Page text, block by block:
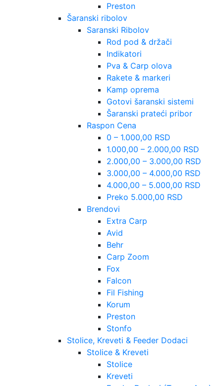
Preston
Šaranski ribolov
Saranski Ribolov
Rod pod & držači
Indikatori
Pva & Carp olova
Rakete & markeri
Kamp oprema
Gotovi šaranski sistemi
Šaranski prateći pribor
Raspon Cena
0 – 1.000,00 RSD
1.000,00 – 2.000,00 RSD
2.000,00 – 3.000,00 RSD
3.000,00 – 4.000,00 RSD
4.000,00 – 5.000,00 RSD
Preko 5.000,00 RSD
Brendovi
Extra Carp
Avid
Behr
Carp Zoom
Fox
Falcon
Fil Fishing
Korum
Preston
Stonfo
Stolice, Kreveti & Feeder Dodaci
Stolice & Kreveti
Stolice
Kreveti